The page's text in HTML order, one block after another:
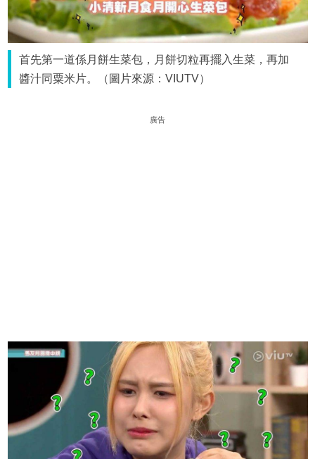
首先第一道係月餅生菜包，月餅切粒再擺入生菜，再加
醬汁同粟米片。（圖片來源：VIUTV）
廣告